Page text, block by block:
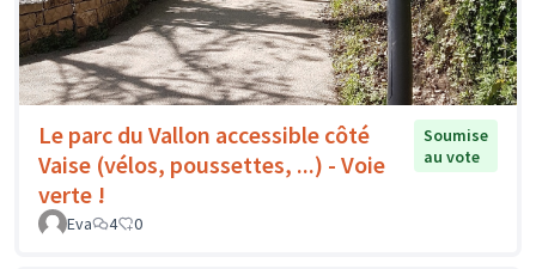
Le parc du Vallon accessible côté
Vaise (vélos, poussettes, ...) - Voie
verte !
Soumise
au vote
Eva 4 0